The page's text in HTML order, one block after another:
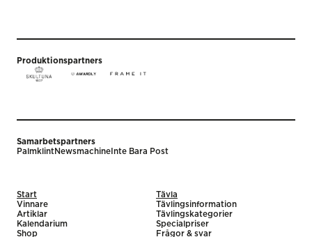
Produktionspartners
Samarbetspartners
PalmklintNewsmachine Inte Bara Post
Start
Vinnare
Artiklar
Kalendarium
Shop
Tävla
Tävlingsinformation
Tävlingskategorier
Specialpriser
Frågor & svar